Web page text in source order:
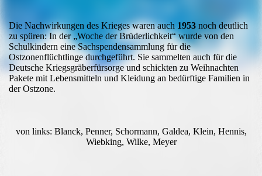
Die Nachwirkungen des Krieges waren auch 1953 noch deutlich
zu spüren: In der „Woche der Brüderlichkeit“ wurde von den
Schulkindern eine Sachspendensammlung für die
Ostzonenflüchtlinge durchgeführt. Sie sammelten auch für die
Deutsche Kriegsgräberfürsorge und schickten zu Weihnachten
Pakete mit Lebensmitteln und Kleidung an bedürftige Familien in
der Ostzone.
von links: Blanck, Penner, Schormann, Galdea, Klein, Hennis,
Wiebking, Wilke, Meyer